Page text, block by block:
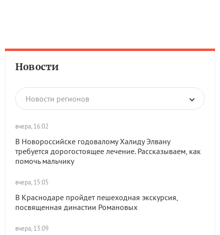
Новости
Новости регионов
вчера, 16:02
В Новороссийске годовалому Халиду Элвану
требуется дорогостоящее лечение. Рассказываем, как
помочь мальчику
вчера, 15:05
В Краснодаре пройдет пешеходная экскурсия,
посвященная династии Романовых
вчера, 13:09